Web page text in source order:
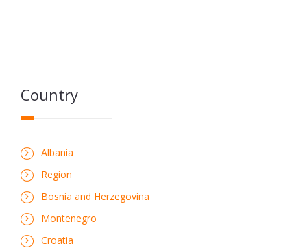
Country
Albania
Region
Bosnia and Herzegovina
Montenegro
Croatia